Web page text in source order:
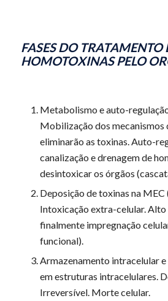
FASES DO TRATAMENTO
HOMOTOXINAS PELO
Metabolismo e auto-
Mobilização dos mecanismos
eliminarão as toxinas. Auto-
canalização e drenagem de
desintoxicar os órgãos
Deposição de toxinas na MEC
Intoxicação extra-celular. Alto
finalmente impregnação
funcional).
Armazenamento intracelular
em estruturas intracelulares.
Irreversível. Morte celular.